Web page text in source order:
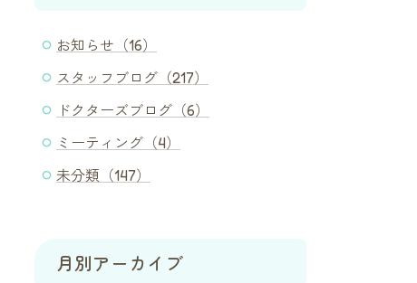
お知らせ（16）
スタッフブログ（217）
ドクターズブログ（6）
ミーティング（4）
未分類（147）
月別アーカイブ